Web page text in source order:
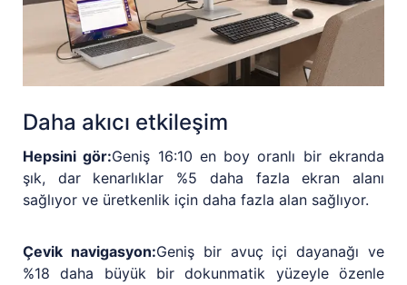
Daha akıcı etkileşim
Hepsini gör:Geniş 16:10 en boy oranlı bir ekranda
şık, dar kenarlıklar %5 daha fazla ekran alanı
sağlıyor ve üretkenlik için daha fazla alan sağlıyor.
Çevik navigasyon:Geniş bir avuç içi dayanağı ve
%18 daha büyük bir dokunmatik yüzeyle özenle